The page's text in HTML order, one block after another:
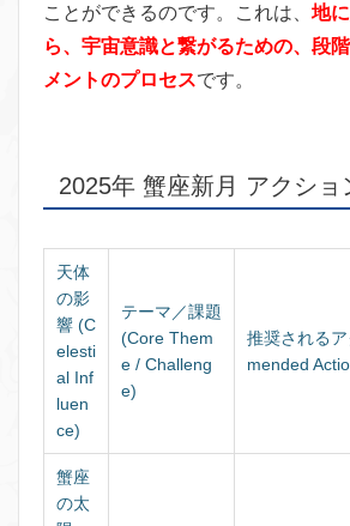
ことができるのです。これは、 地
ら、宇宙意識と繋がるための、段
メントのプロセスです。
2025年 蟹座新月 アクショ
天体
の影
響 (C
elesti
al Inf
luen
ce)
テーマ／課題
(Core Them
e / Challeng
e)
推奨される
mended
蟹座
の太